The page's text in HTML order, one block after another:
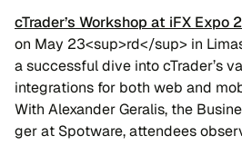
cTra​der’s Wor​kshop at iFX Expo
on May 23<sup>rd</sup> in
a successful dive into cTrader’s
integrations for both web and
With Ale​xan​der Ge​ra​lis, the
ger at Spo​twa​re, atten​dees